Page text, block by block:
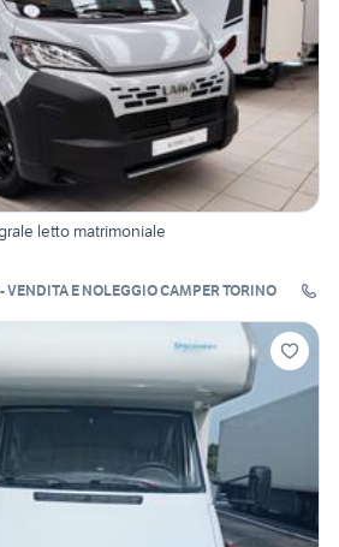
letto matrimoniale
VENDITA E NOLEGGIO CAMPER TORINO